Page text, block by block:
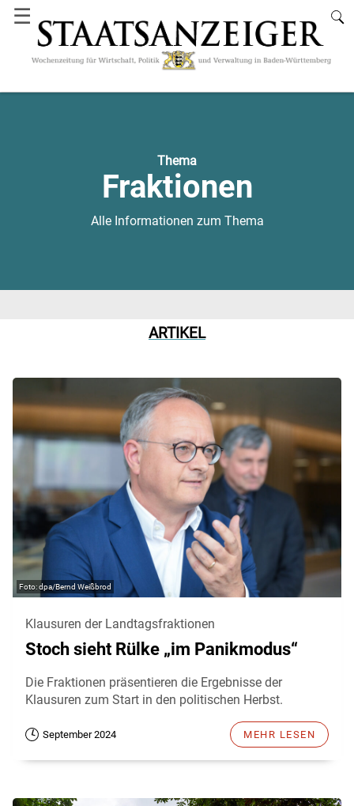
☰
Thema
Fraktionen
Alle Informationen zum Thema
ARTIKEL
dpa/Bernd Weißbrod
Klausuren der Landtagsfraktionen
Stoch sieht Rülke „im Panikmodus“
Die Fraktionen präsentieren die Ergebnisse der
Klausuren zum Start in den politischen Herbst.
September 2024 MEHR LESEN